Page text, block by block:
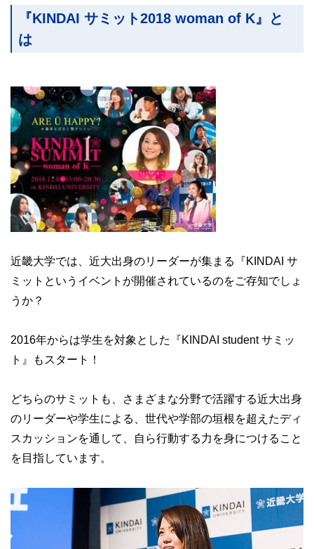
『KINDAI サミット2018 woman of K』と
は
近畿大学では、近大出身のリーダーが集まる『KINDAI サ
ミットというイベントが開催されているのをご存知でしょ
うか？
2016年からは学生を対象とした『KINDAI student サミッ
ト』もスタート！
どちらのサミットも、さまざまな分野で活躍する近大出身
のリーダーや学生による、世代や学部の垣根を超えたディ
スカッションを通して、自ら行動する力を身につけること
を目指しています。